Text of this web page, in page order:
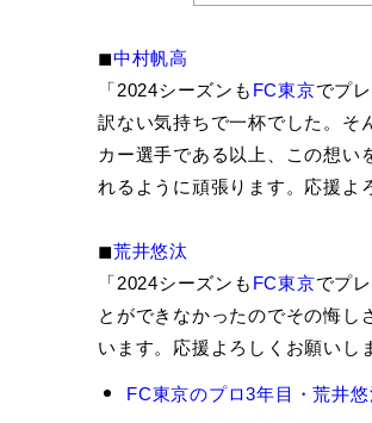
◼︎中村帆高
「2024シーズンも FC東京でプ
訳ない気持ちで一杯でした。そ
カー選手である以上、この想い
れるように頑張ります。応援よ
◼︎荒井悠汰
「2024シーズンも FC東京でプ
とができなかったのでその悔し
います。応援よろしくお願いし
荒
FC東京のプロ3年目・荒井